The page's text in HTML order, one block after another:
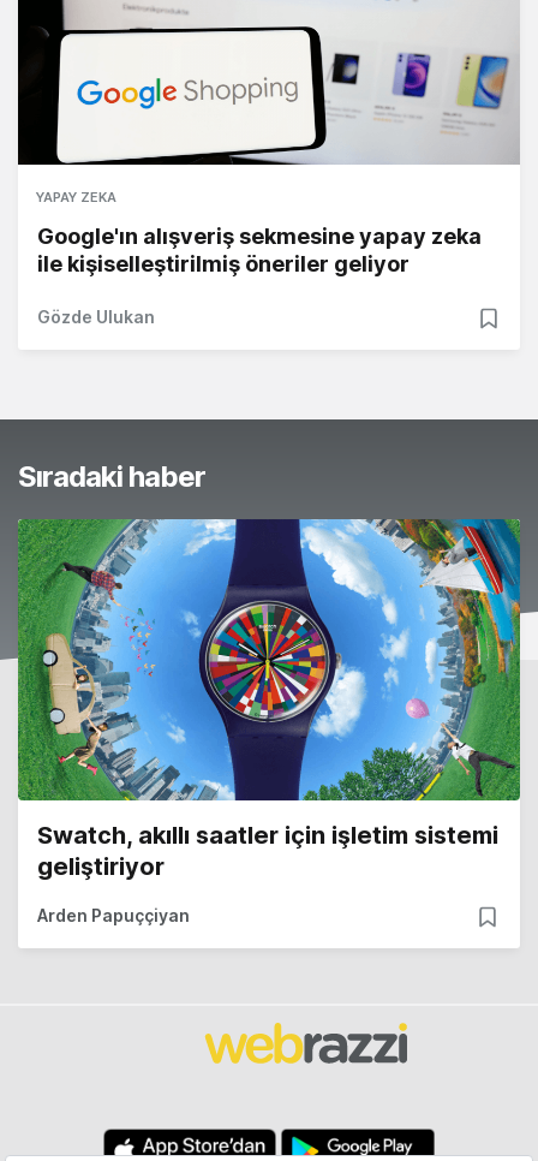
YAPAY ZEKA
Google'ın alışveriş sekmesine yapay zeka
ile kişiselleştirilmiş öneriler geliyor
Gözde Ulukan
Sıradaki haber
Swatch, akıllı saatler için işletim sistemi
geliştiriyor
Arden Papuççiyan